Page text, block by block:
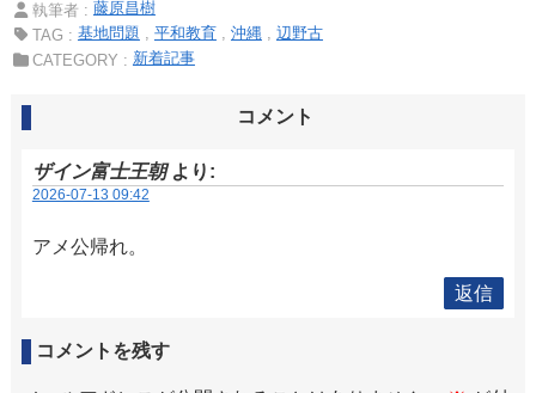
執筆者 : 藤原昌樹
TAG : 基地問題 平和教育 沖縄
辺野古
CATEGORY : 新着記事
コメント
ザイン富士王朝 より:
2026-07-13 09:42
アメ公帰れ。
返信
コメントを残す